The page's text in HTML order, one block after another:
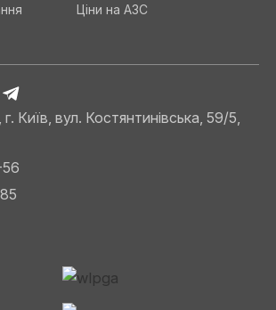
Ціни на АЗС
Київ, вул. Костянтинівська, 59/5,